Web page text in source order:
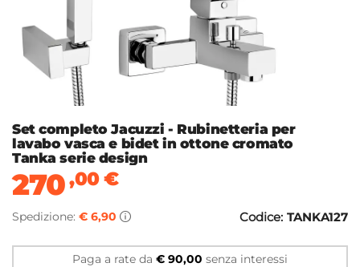
Set completo Jacuzzi - Rubinetteria per
lavabo vasca e bidet in ottone cromato
Tanka serie design
270,00€
Spedizione: € 6,90 Codice: TANKA127
Paga a rate da € 90,00 senza interessi